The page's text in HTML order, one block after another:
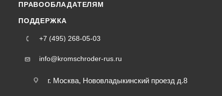
ПРАВООБЛАДАТЕЛЯМ
ПОДДЕРЖКА
+7 (495) 268-05-03
info@kromschroder-rus.ru
г. Москва, Нововладыкинский проезд д.8